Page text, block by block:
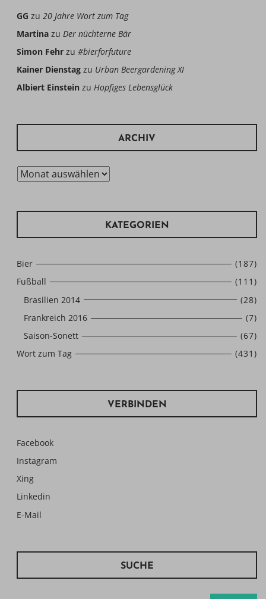
GG zu 20 Jahre Wort zum Tag
Martina zu Der nüchterne Bär
Simon Fehr zu #bierforfuture
Kainer Dienstag zu Urban Beergardening XI
Albiert Einstein zu Hopfiges Lebensglück
ARCHIV
Archiv
KATEGORIEN
Bier
(187)
Fußball
(111)
Brasilien 2014
(28)
Frankreich 2016
(7)
Saison-Sonett
(67)
Wort zum Tag
(431)
VERBINDEN
Facebook
Instagram
Xing
Linkedin
E-Mail
SUCHE